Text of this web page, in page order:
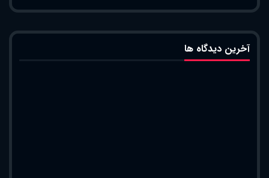
آخرین دیدگاه ها